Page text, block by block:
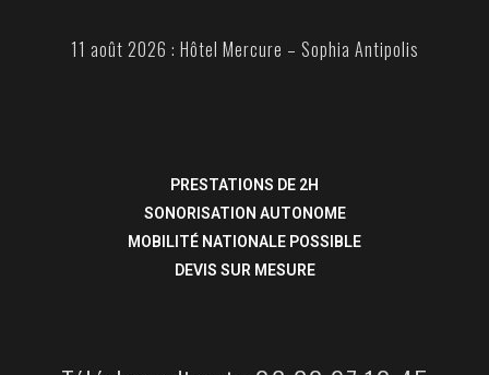
11 août 2026 : Hôtel Mercure – Sophia Antipolis
PRESTATIONS DE 2H
SONORISATION AUTONOME
MOBILITÉ NATIONALE POSSIBLE
DEVIS SUR MESURE